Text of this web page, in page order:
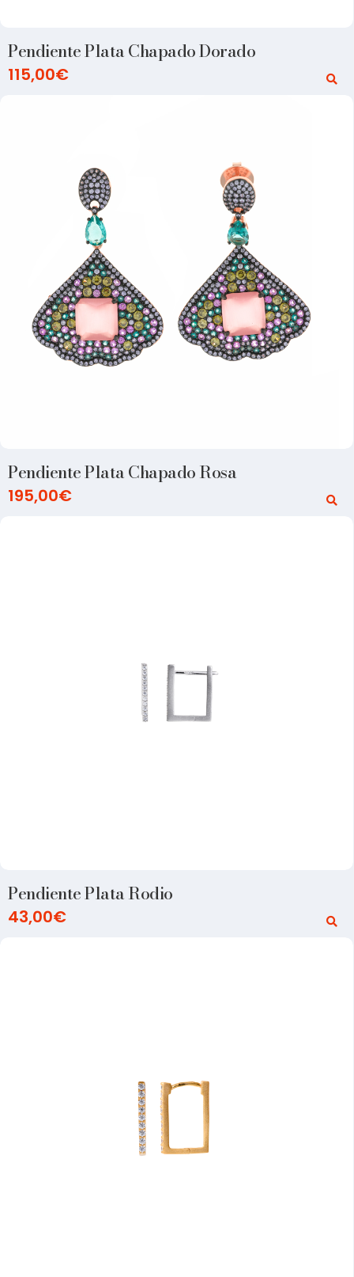
Pendiente Plata Chapado Dorado
115,00€
Pendiente Plata Chapado Rosa
195,00€
Pendiente Plata Rodio
43,00€